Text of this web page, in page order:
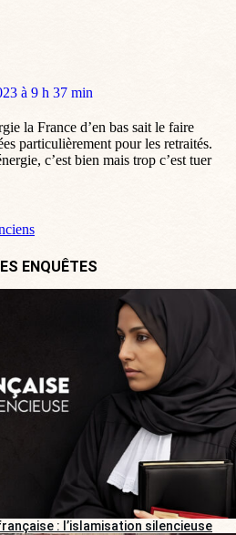
à 9 h 37 min
la France d’en bas sait le faire
particulièrement pour les retraités.
c’est bien mais trop c’est tuer
ENQUÊTES
: l’islamisation silencieuse